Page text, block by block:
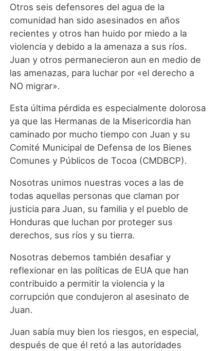
Otros seis defensores del agua de la
comunidad han sido asesinados en años
recientes y otros han huido por miedo a la
violencia y debido a la amenaza a sus ríos.
Juan y otros permanecieron aun en medio de
las amenazas, para luchar por «el derecho a
NO migrar».
Esta última pérdida es especialmente dolorosa
ya que las Hermanas de la Misericordia han
caminado por mucho tiempo con Juan y su
Comité Municipal de Defensa de los Bienes
Comunes y Públicos de Tocoa (CMDBCP).
Nosotras unimos nuestras voces a las de
todas aquellas personas que claman por
justicia para Juan, su familia y el pueblo de
Honduras que luchan por proteger sus
derechos, sus ríos y su tierra.
Nosotras debemos también desafiar y
reflexionar en las políticas de EUA que han
contribuido a permitir la violencia y la
corrupción que condujeron al asesinato de
Juan.
Juan sabía muy bien los riesgos, en especial,
después de que él retó a las autoridades